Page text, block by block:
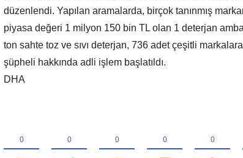
düzenlendi. Yapılan aramalarda, birçok tanınmış
piyasa değeri 1 milyon 150 bin TL olan 1 deterjan
ton sahte toz ve sıvı deterjan, 736 adet çeşitli
şüpheli hakkında adli işlem başlatıldı.
DHA